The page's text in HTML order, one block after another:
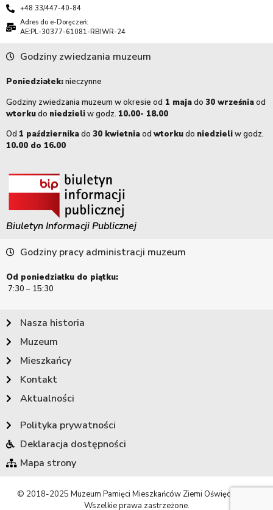
+48 33/447-40-84
Adres do e-Doręczeń:
AE:PL-30377-61081-RBIWR-24
Godziny zwiedzania muzeum
Poniedziałek:nieczynne
Godziny zwiedzania muzeum w okresie od 1 majado 30 wrześniaod
wtorkudo niedzieliw godz. 10.00- 18.00
Od 1 październikado 30 kwietniaod wtorkudo niedzieliw godz.
10.00 do 16.00
Biuletyn Informacji Publicznej
Godziny pracy administracji muzeum
Od poniedziałku do piątku:
7:30 – 15:30
Nasza historia
Muzeum
Mieszkańcy
Kontakt
Aktualności
Polityka prywatności
Deklaracja dostępności
Mapa strony
© 2018-2025 Muzeum Pamięci Mieszkańców Ziemi Oświęcimskiej.
Wszelkie prawa zastrzeżone.